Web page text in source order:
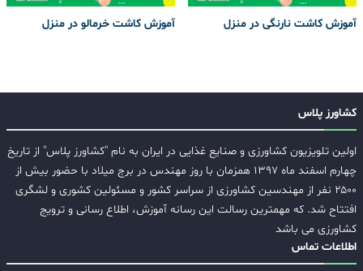
آموزش کاشت نارنگی در منزل آموزش کاشت خرمالو در منزل
کشاورز پلاس
اولین تلویزیون کشاورزی و صنایع غذایی در ایران به نام "کشاورز پلاس" از تاریخ
چهارم اسفند ماه ۱۳۹۷ همزمان با روز مهندس در برج میلاد با حضور بیش از
۲۵۰۰ نفر از مهندسین کشاورزی از سراسر کشور و مسئولین کشوری و لشگری
افتتاح شد. که مهمترین رسالت این رسانه آموزش، اطلاع رسانی و ترویج
کشاورزی می باشد
اطلاعات تماس